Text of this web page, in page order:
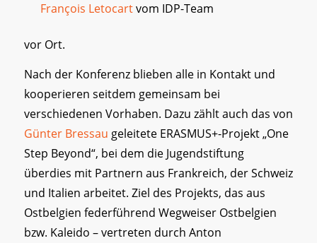
François Letocartvom IDP-Team
vor Ort.
Nach der Konferenz blieben alle in Kontakt und
kooperieren seitdem gemeinsam bei
verschiedenen Vorhaben. Dazu zählt auch das von
Günter Bressau geleitete ERASMUS+-Projekt „One
Step Beyond“, bei dem die Jugendstiftung
überdies mit Partnern aus Frankreich, der Schweiz
und Italien arbeitet. Ziel des Projekts, das aus
Ostbelgien federführend Wegweiser Ostbelgien
bzw. Kaleido – vertreten durch Anton